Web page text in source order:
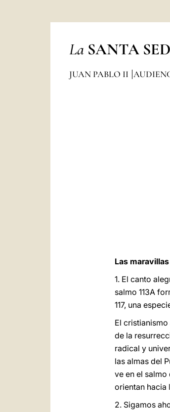
La SANTA
JUAN PABLO II
Las
1. El canto
salmo 113A
117, una
El
de la
radical y
las almas del
ve en el
orientan hacia
2. Sigamos